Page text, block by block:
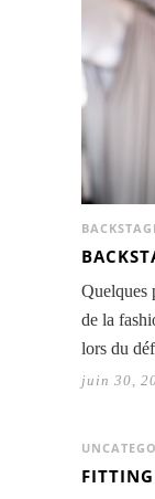
Quelques
de la
lors du
juin 30,
FITTING